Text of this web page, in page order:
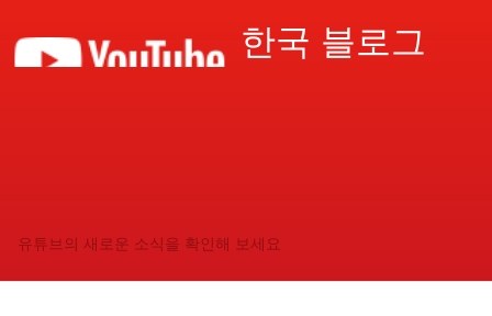
한국 블로그
유튜브의 새로운 소식을 확인해 보세요